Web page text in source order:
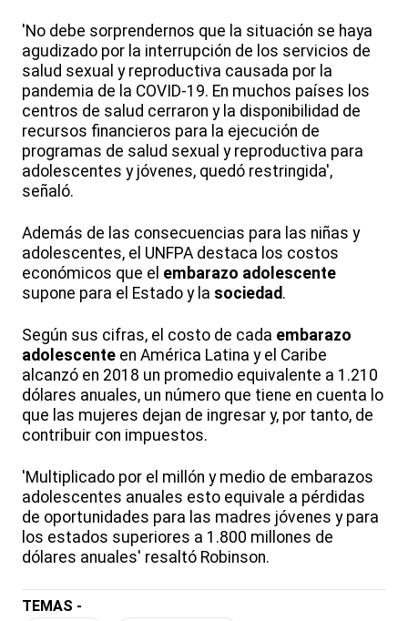
'No debe sorprendernos que la situación se haya
agudizado por la interrupción de los servicios de
salud sexual y reproductiva causada por la
pandemia de la COVID-19. En muchos países los
centros de salud cerraron y la disponibilidad de
recursos financieros para la ejecución de
programas de salud sexual y reproductiva para
adolescentes y jóvenes, quedó restringida',
señaló.
Además de las consecuencias para las niñas y
adolescentes, el UNFPA destaca los costos
económicos que el embarazo adolescente
supone para el Estado y la sociedad.
Según sus cifras, el costo de cada embarazo
adolescente en América Latina y el Caribe
alcanzó en 2018 un promedio equivalente a 1.210
dólares anuales, un número que tiene en cuenta lo
que las mujeres dejan de ingresar y, por tanto, de
contribuir con impuestos.
'Multiplicado por el millón y medio de embarazos
adolescentes anuales esto equivale a pérdidas
de oportunidades para las madres jóvenes y para
los estados superiores a 1.800 millones de
dólares anuales' resaltó Robinson.
TEMAS -